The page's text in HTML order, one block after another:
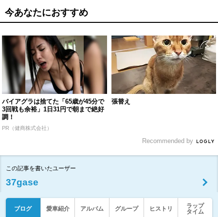
今あなたにおすすめ
バイアグラは捨てた「65歳が45分で
3回戦も余裕」1日31円で朝まで絶好
調！
PR（健商株式会社）
張替え
Recommended by
この記事を書いたユーザー
37gase
ブログ 愛車紹介 アルバム グループ ヒストリ
ラップ
タイム